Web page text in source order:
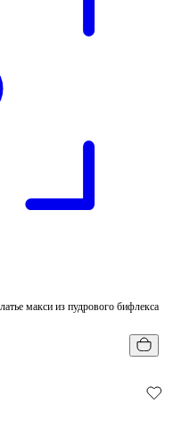
макси из пудрового бифлекса